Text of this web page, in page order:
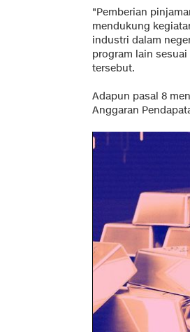
"Pemberian
mendukung
industri dalam
program lain
tersebut.
Adapun pasal 8
Anggaran